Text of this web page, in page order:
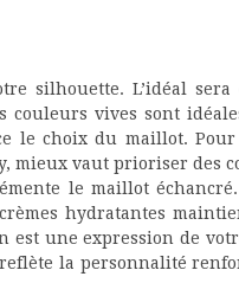
silhouette. L’idéal
vives sont
le choix du maillot.
vaut prioriser des
le maillot
hydratantes
est une expression de
la personnalité